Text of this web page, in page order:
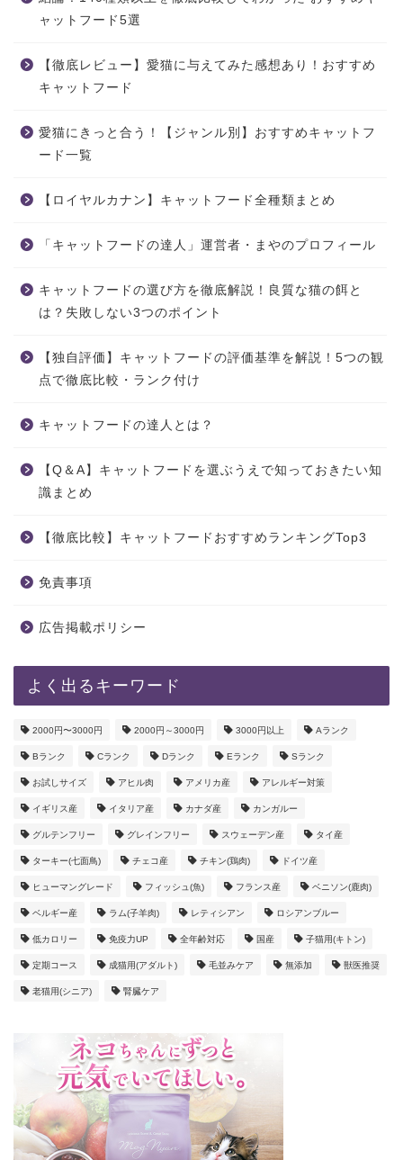
ャットフード5選
【徹底レビュー】愛猫に与えてみた感想あり！おすすめ
キャットフード
愛猫にきっと合う！【ジャンル別】おすすめキャットフ
ード一覧
【ロイヤルカナン】キャットフード全種類まとめ
「キャットフードの達人」運営者・まやのプロフィール
キャットフードの選び方を徹底解説！良質な猫の餌と
は？失敗しない3つのポイント
【独自評価】キャットフードの評価基準を解説！5つの観
点で徹底比較・ランク付け
キャットフードの達人とは？
【Q＆A】キャットフードを選ぶうえで知っておきたい知
識まとめ
【徹底比較】キャットフードおすすめランキングTop3
免責事項
広告掲載ポリシー
よく出るキーワード
2000円〜3000円 2000円～3000円 3000円以上 Aランク
Bランク Cランク Dランク Eランク Sランク
お試しサイズ アヒル肉 アメリカ産 アレルギー対策
イギリス産 イタリア産 カナダ産 カンガルー
グルテンフリー グレインフリー スウェーデン産 タイ産
ターキー(七面鳥) チェコ産 チキン(鶏肉) ドイツ産
ヒューマングレード フィッシュ(魚) フランス産 ベニソン(鹿肉)
ベルギー産 ラム(子羊肉) レティシアン ロシアンブルー
低カロリー 免疫力UP 全年齢対応 国産 子猫用(キトン)
定期コース 成猫用(アダルト) 毛並みケア 無添加 獣医推奨
老猫用(シニア) 腎臓ケア